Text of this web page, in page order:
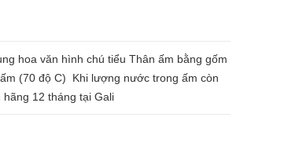
hoa văn hình chú tiểu Thân ấm bằng gốm
(70 độ C) Khi lượng nước trong ấm còn
12 tháng tại Gali